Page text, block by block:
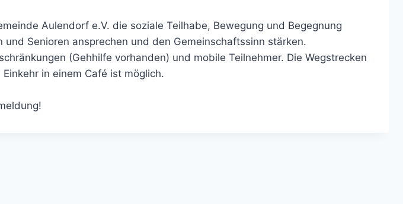
Aulendorf e.V. die soziale Teilhabe, Bewegung und Begegnung
Senioren ansprechen und den Gemeinschaftssinn stärken.
(Gehhilfe vorhanden) und mobile Teilnehmer. Die Wegstrecken
in einem Café ist möglich.